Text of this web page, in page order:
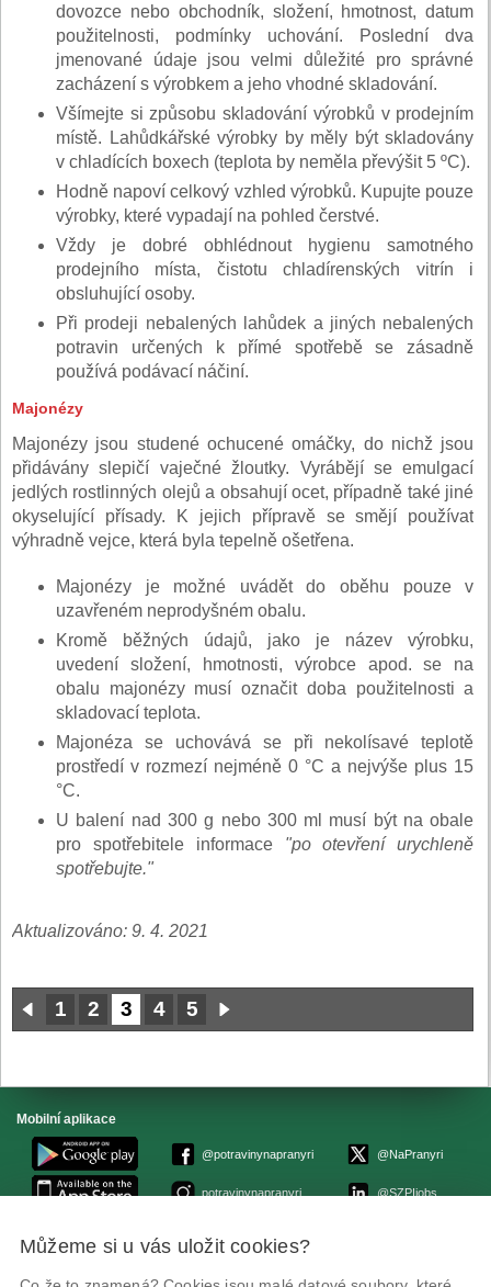
dovozce nebo obchodník, složení, hmotnost, datum
použitelnosti, podmínky uchování. Poslední dva
jmenované údaje jsou velmi důležité pro správné
zacházení s výrobkem a jeho vhodné skladování.
Všímejte si způsobu skladování výrobků v prodejním
místě. Lahůdkářské výrobky by měly být skladovány
v chladících boxech (teplota by neměla převýšit 5 ºC).
Hodně napoví celkový vzhled výrobků. Kupujte pouze
výrobky, které vypadají na pohled čerstvé.
Vždy je dobré obhlédnout hygienu samotného
prodejního místa, čistotu chladírenských vitrín i
obsluhující osoby.
Při prodeji nebalených lahůdek a jiných nebalených
potravin určených k přímé spotřebě se zásadně
používá podávací náčiní.
Majonézy
Majonézy jsou studené ochucené omáčky, do nichž jsou
přidávány slepičí vaječné žloutky. Vyrábějí se emulgací
jedlých rostlinných olejů a obsahují ocet, případně také jiné
okyselující přísady. K jejich přípravě se smějí používat
výhradně vejce, která byla tepelně ošetřena.
Majonézy je možné uvádět do oběhu pouze v
uzavřeném neprodyšném obalu.
Kromě běžných údajů, jako je název výrobku,
uvedení složení, hmotnosti, výrobce apod. se na
obalu majonézy musí označit doba použitelnosti a
skladovací teplota.
Majonéza se uchovává se při nekolísavé teplotě
prostředí v rozmezí nejméně 0 °C a nejvýše plus 15
°C.
U balení nad 300 g nebo 300 ml musí být na obale
pro spotřebitele informace "po otevření urychleně
spotřebujte."
Aktualizováno: 9. 4. 2021
1 2 3 4 5
Mobilní aplikace
@potravinynapranyri
potravinynapranyri
@NaPranyri
@SZPIjobs
© Státní zemědělská a potravinářská inspekce 2026.
Můžeme si u vás uložit cookies?